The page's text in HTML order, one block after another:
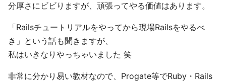
分厚さにビビりますが、頑張ってやる価値はあります。
「Railsチュートリアルをやってから現場Railsをやるべ
き」という話も聞きますが、
私はいきなりやっちゃいました 笑
非常に分かり易い教材なので、Progate等でRuby・Rails